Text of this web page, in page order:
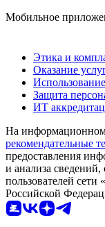
Мобильное
Этика и
Оказание
Защита
ИТ
На информационном
рекомендательные
предоставления
и анализа
пользователей
Российской